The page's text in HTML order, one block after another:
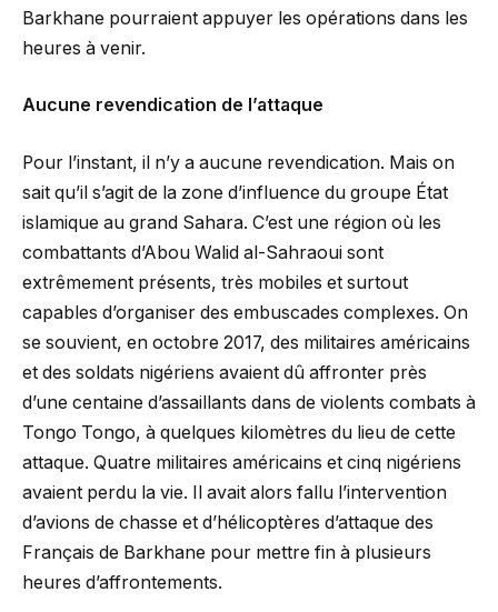
Barkhane pourraient appuyer les opérations dans les
heures à venir.
Aucune revendication de l’attaque
Pour l’instant, il n’y a aucune revendication. Mais on
sait qu’il s’agit de la zone d’influence du groupe État
islamique au grand Sahara. C’est une région où les
combattants d’Abou Walid al-Sahraoui sont
extrêmement présents, très mobiles et surtout
capables d’organiser des embuscades complexes. On
se souvient, en octobre 2017, des militaires américains
et des soldats nigériens avaient dû affronter près
d’une centaine d’assaillants dans de violents combats à
Tongo Tongo, à quelques kilomètres du lieu de cette
attaque. Quatre militaires américains et cinq nigériens
avaient perdu la vie. Il avait alors fallu l’intervention
d’avions de chasse et d’hélicoptères d’attaque des
Français de Barkhane pour mettre fin à plusieurs
heures d’affrontements.